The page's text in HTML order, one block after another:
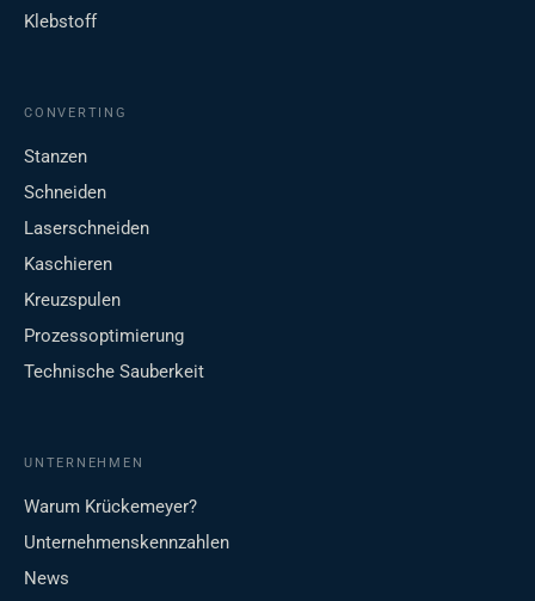
Klebstoff
CONVERTING
Stanzen
Schneiden
Laserschneiden
Kaschieren
Kreuzspulen
Prozessoptimierung
Technische Sauberkeit
UNTERNEHMEN
Warum Krückemeyer?
Unternehmenskennzahlen
News